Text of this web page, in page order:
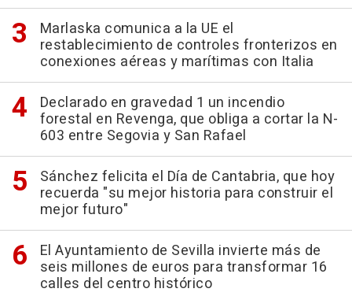
Marlaska comunica a la UE el
restablecimiento de controles fronterizos en
conexiones aéreas y marítimas con Italia
Declarado en gravedad 1 un incendio
forestal en Revenga, que obliga a cortar la N-
603 entre Segovia y San Rafael
Sánchez felicita el Día de Cantabria, que hoy
recuerda "su mejor historia para construir el
mejor futuro"
El Ayuntamiento de Sevilla invierte más de
seis millones de euros para transformar 16
calles del centro histórico